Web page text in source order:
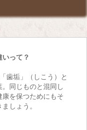
って？
歯垢」（しこう）と
。同じものと混同し
を保つためにもそ
しょう。